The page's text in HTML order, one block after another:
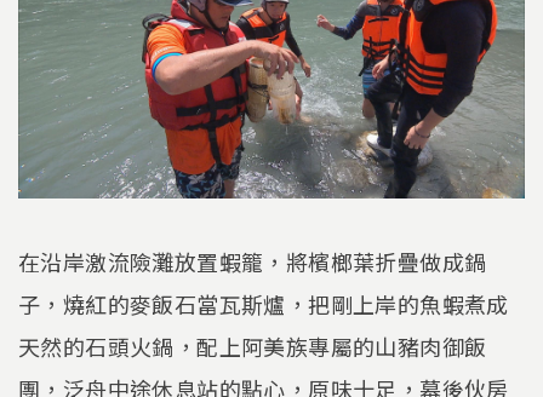
在沿岸激流險灘放置蝦籠，將檳榔葉折疊做成鍋
子，燒紅的麥飯石當瓦斯爐，把剛上岸的魚蝦煮成
天然的石頭火鍋，配上阿美族專屬的山豬肉御飯
團，泛舟中途休息站的點心，原味十足，幕後伙房